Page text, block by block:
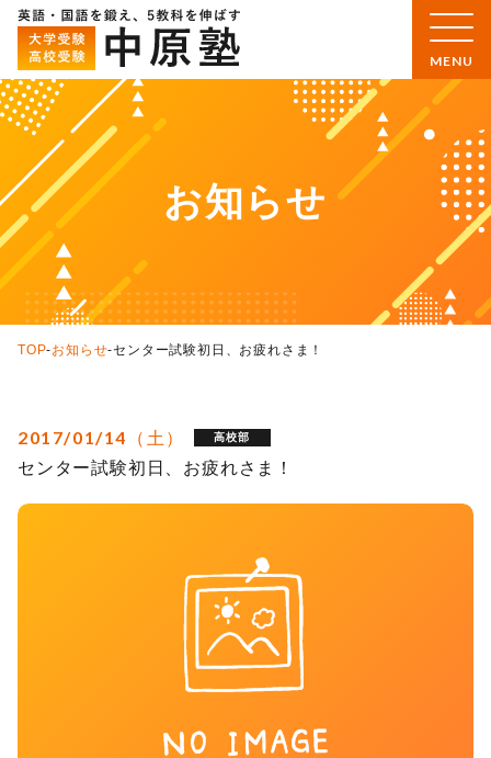
お知らせ
TOP-お知らせ-センター試験初日、お疲れさま！
2017/01/14（土） 高校部
センター試験初日、お疲れさま！